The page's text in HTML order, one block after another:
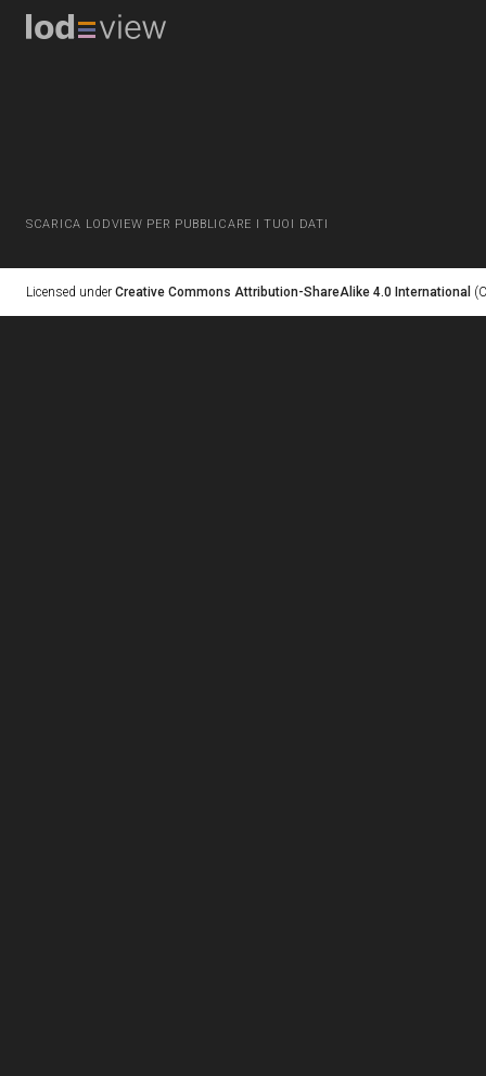
SCARICA LODVIEW PER PUBBLICARE I TUOI DATI
Licensed under Creative Commons Attribution-ShareAlike 4.0 International